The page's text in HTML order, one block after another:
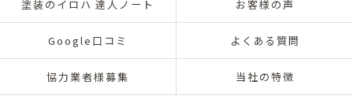
塗装のイロハ 達人ノート お客様の声
Google口コミ よくある質問
協力業者様募集 当社の特徴